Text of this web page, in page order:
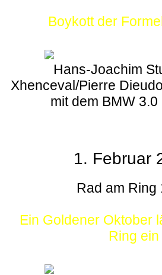
Boykott der
Hans-Joachim
Xhenceval/Pierre
mit dem BMW 3.0
1. Februar
Rad am Ring
Ein Goldener Oktober
Ring ein